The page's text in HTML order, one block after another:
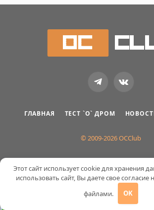
TelegramVKontakte
ГЛАВНАЯ ТЕСТ `О` ДРОМ
© 2009-2026 OCClub
Этот сайт использует cookie для хранения
использовать сайт, Вы даете свое согласие
файлами.
OK